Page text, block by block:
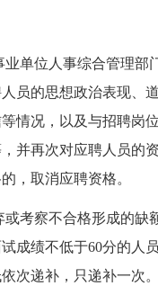
业单位人事综合管理部
员的思想政治表现、
情况，以及与招聘岗
并再次对应聘人员的
，取消应聘资格。
或考察不合格形成的缺
成绩不低于60分的人
次递补，只递补一次